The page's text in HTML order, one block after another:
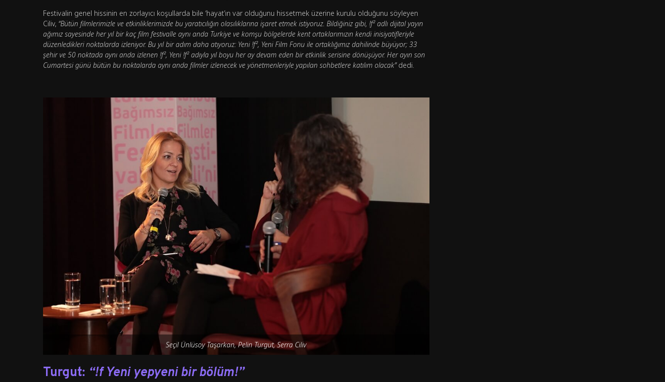
Festivalin genel hissinin en zorlayıcı koşullarda bile ‘hayat’ın var olduğunu hissetmek üzerine kurulu olduğunu söyleyen
Ciliv, “Bütün filmlerimizle ve etkinliklerimizde bu yaratıcılığın olasılıklarına işaret etmek istiyoruz. Bildiğiniz gibi, !f² adlı dijital yayın
ağımız sayesinde her yıl bir kaç film festivalle aynı anda Turkiye ve komşu bölgelerde kent ortaklarımızın kendi inisiyatifleriyle
düzenledikleri noktalarda izleniyor. Bu yıl bir adım daha atıyoruz: Yeni !f², Yeni Film Fonu ile ortaklığımız dahilinde büyüyor; 33
şehir ve 50 noktada aynı anda izlenen !f², Yeni !f² adıyla yıl boyu her ay devam eden bir etkinlik serisine dönüşüyor. Her ayın son
Cumartesi günü bütün bu noktalarda aynı anda filmler izlenecek ve yönetmenleriyle yapılan sohbetlere katılım olacak”dedi.
Seçil Ünlüsoy Taşarkan, Pelin Turgut, Serra Ciliv
Turgut: “!f Yeni yepyeni bir bölüm!”